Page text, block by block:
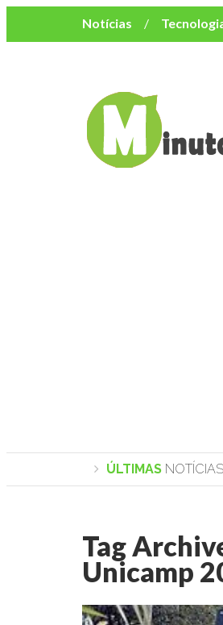
Notícias
Mulher
Bem-Estar
ÚLTIMAS NOTÍCIAS
Praias de
Tag
Unicamp